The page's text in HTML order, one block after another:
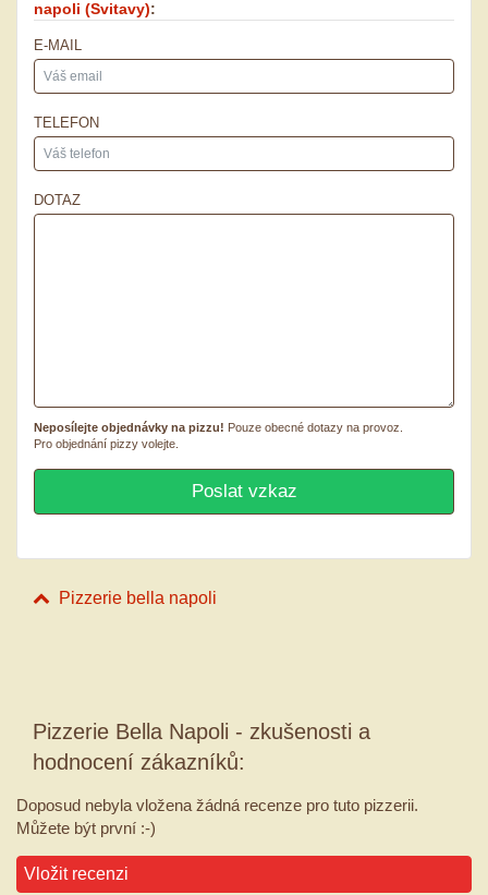
napoli (Svitavy):
E-MAIL
TELEFON
DOTAZ
Neposílejte objednávky na pizzu! Pouze obecné dotazy na provoz.
Pro objednání pizzy volejte.
Pizzerie bella napoli
Pizzerie Bella Napoli - zkušenosti a
hodnocení zákazníků:
Doposud nebyla vložena žádná recenze pro tuto pizzerii.
Můžete být první :-)
Vložit recenzi